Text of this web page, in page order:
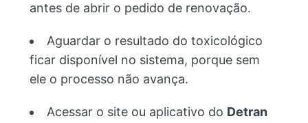
antes de abrir o pedido de renovação.
Aguardar o resultado do toxicológico
ficar disponível no sistema, porque sem
ele o processo não avança.
Acessar o site ou aplicativo do Detran